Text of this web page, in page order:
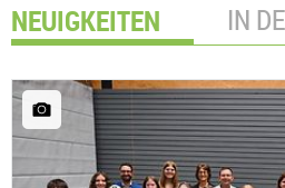
NEUIGKEITEN IN